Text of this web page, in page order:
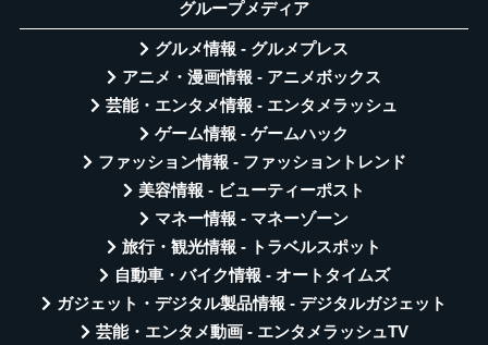
グループメディア
グルメ情報 - グルメプレス
アニメ・漫画情報 - アニメボックス
芸能・エンタメ情報 - エンタメラッシュ
ゲーム情報 - ゲームハック
ファッション情報 - ファッショントレンド
美容情報 - ビューティーポスト
マネー情報 - マネーゾーン
旅行・観光情報 - トラベルスポット
自動車・バイク情報 - オートタイムズ
ガジェット・デジタル製品情報 - デジタルガジェット
芸能・エンタメ動画 - エンタメラッシュTV